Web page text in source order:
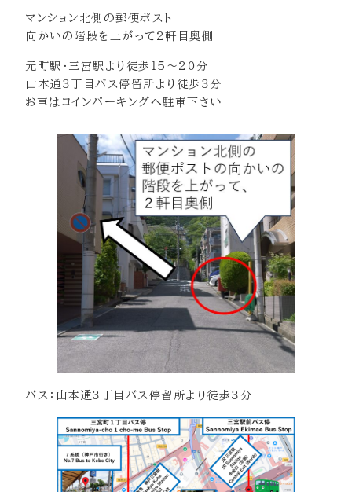
マンション北側の郵便ポスト
向かいの階段を上がって2軒目奥側
元町駅・三宮駅より徒歩１５～２０分
山本通３丁目バス停留所より徒歩３分
お車はコインパーキングへ駐車下さい
バス：山本通３丁目バス停留所より徒歩３分